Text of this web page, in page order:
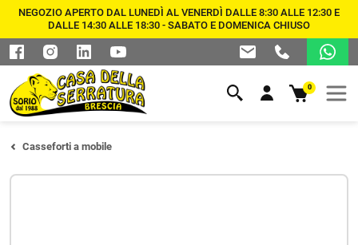
NEGOZIO APERTO DAL LUNEDÌ AL VENERDÌ DALLE 8:30 ALLE 12:30 E
DALLE 14:30 ALLE 18:30 - SABATO E DOMENICA CHIUSO
0
Casseforti a mobile